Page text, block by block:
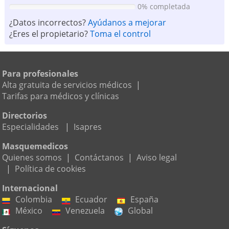
0% completada
¿Datos incorrectos?Ayúdanos a mejorar
¿Eres el propietario?Toma el control
Para profesionales
Alta gratuita de servicios médicos |
Tarifas para médicos y clínicas
Directorios
Especialidades
| Isapres
Masquemedicos
Quienes somos | Contáctanos | Aviso legal
| Política de cookies
Internacional
Colombia
Ecuador
España
México
Venezuela
Global